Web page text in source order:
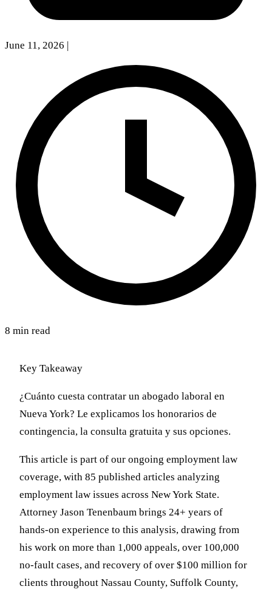
June 11, 2026
8 min read
Key Takeaway
¿Cuánto cuesta contratar un abogado laboral en
Nueva York? Le explicamos los honorarios de
contingencia, la consulta gratuita y sus opciones.
This article is part of our ongoing employment law
coverage, with 85 published articles analyzing
employment law issues across New York State.
Attorney Jason Tenenbaum brings 24+ years of
hands-on experience to this analysis, drawing from
his work on more than 1,000 appeals, over 100,000
no-fault cases, and recovery of over $100 million for
clients throughout Nassau County, Suffolk County,